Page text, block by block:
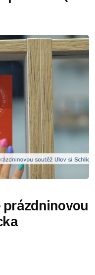
prázdninovou